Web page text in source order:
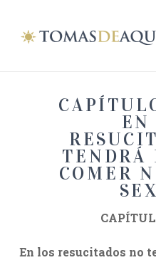
EN
TENDRÁ
COMER
En los resucitados no